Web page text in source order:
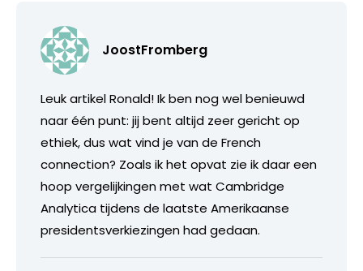
JoostFromberg
Leuk artikel Ronald! Ik ben nog wel benieuwd
naar één punt: jij bent altijd zeer gericht op
ethiek, dus wat vind je van de French
connection? Zoals ik het opvat zie ik daar een
hoop vergelijkingen met wat Cambridge
Analytica tijdens de laatste Amerikaanse
presidentsverkiezingen had gedaan.